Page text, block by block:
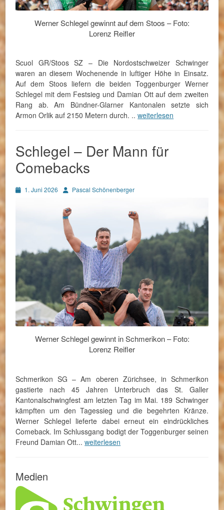
Werner Schlegel gewinnt auf dem Stoos – Foto:
Lorenz Reifler
Scuol GR/Stoos SZ – Die Nordostschweizer Schwinger
waren an diesem Wochenende in luftiger Höhe in Einsatz.
Auf dem Stoos liefern die beiden Toggenburger Werner
Schlegel mit dem Festsieg und Damian Ott auf dem zweiten
Rang ab. Am Bündner-Glarner Kantonalen setzte sich
Armon Orlik auf 2150 Metern durch. ..weiterlesen
Schlegel – Der Mann für
Comebacks
Posted1. Juni 2026 AutorPascal Schönenberger
Werner Schlegel gewinnt in Schmerikon – Foto:
Lorenz Reifler
Schmerikon SG – Am oberen Zürichsee, in Schmerikon
gastierte nach 45 Jahren Unterbruch das St. Galler
Kantonalschwingfest am letzten Tag im Mai. 189 Schwinger
kämpften um den Tagessieg und die begehrten Kränze.
Werner Schlegel lieferte dabei erneut ein eindrückliches
Comeback. Im Schlussgang bodigt der Toggenburger seinen
Freund Damian Ott...weiterlesen
Medien